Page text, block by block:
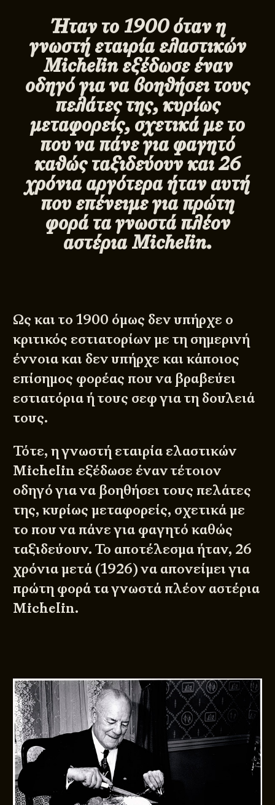
Ήταν το 1900 όταν η
γνωστή εταιρία ελαστικών
Michelinεξέδωσε έναν
οδηγό για να βοηθήσει τους
πελάτες της, κυρίως
μεταφορείς, σχετικά με το
που να πάνε για φαγητό
καθώς ταξιδεύουν και 26
χρόνια αργότερα ήταν αυτή
που επένειμε για πρώτη
φορά τα γνωστά πλέον
αστέριαMichelin.
Ως και το 1900 όμως δεν υπήρχε ο
κριτικός εστιατορίων με τη σημερινή
έννοια και δεν υπήρχε και κάποιος
επίσημος φορέας που να βραβεύει
εστιατόρια ή τους σεφ για τη δουλειά
τους.
Τότε, η γνωστή εταιρία ελαστικών
Michelin εξέδωσε έναν τέτοιον
οδηγό για να βοηθήσει τους πελάτες
της, κυρίως μεταφορείς, σχετικά με
το που να πάνε για φαγητό καθώς
ταξιδεύουν. Το αποτέλεσμα ήταν, 26
χρόνια μετά (1926) να απονείμει για
πρώτη φορά τα γνωστά πλέον αστέρια
Michelin.